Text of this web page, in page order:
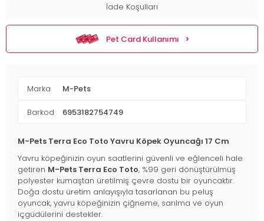
İade Koşulları
Pet Card Kullanımı
Marka M-Pets
Barkod 6953182754749
M-Pets Terra Eco Toto Yavru Köpek Oyuncağı 17 Cm
Yavru köpeğinizin oyun saatlerini güvenli ve eğlenceli hale
getiren M-Pets Terra Eco Toto, %99 geri dönüştürülmüş
polyester kumaştan üretilmiş çevre dostu bir oyuncaktır.
Doğa dostu üretim anlayışıyla tasarlanan bu peluş
oyuncak, yavru köpeğinizin çiğneme, sarılma ve oyun
içgüdülerini destekler.